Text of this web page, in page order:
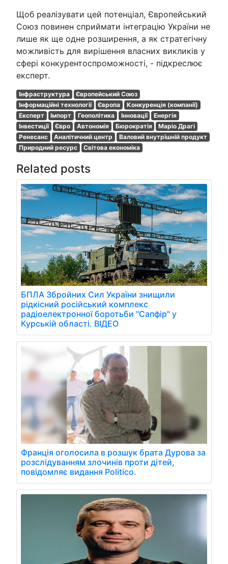
Щоб реалізувати цей потенціал, Європейський
Союз повинен сприймати інтеграцію України не
лише як ще одне розширення, а як стратегічну
можливість для вирішення власних викликів у
сфері конкурентоспроможності, - підкреслює
експерт.
Інфраструктура
Європейський Союз
Інформаційні технології
Європа
Конкуренція (компанії)
Експерт
Імпорт Геополітика Інновації
Енергія
Інвестиції
Євро Автономія Бюрократія
Маріо Драгі
Ренесанс
Аналітичний центр
Валовий внутрішній продукт
Природний ресурс
Світова економіка
Related posts
БПЛА Збройних Сил України знищили
рідкісний російський комплекс
радіоелектронної боротьби "Сапфір" у
Курській області. ВІДЕО
Франція оголосила в розшук брата Дурова за
розслідуванням злочинів проти дітей,
повідомляє видання Politico.